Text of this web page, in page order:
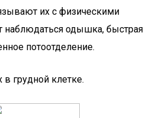
их с физическими
наблюдаться одышка, быстрая
потоотделение.
грудной клетке.